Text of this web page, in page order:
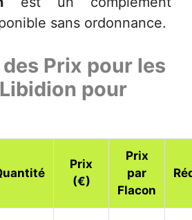
sans ordonnance.
Prix pour les
pour
Prix
(€)
Prix
par
Flacon